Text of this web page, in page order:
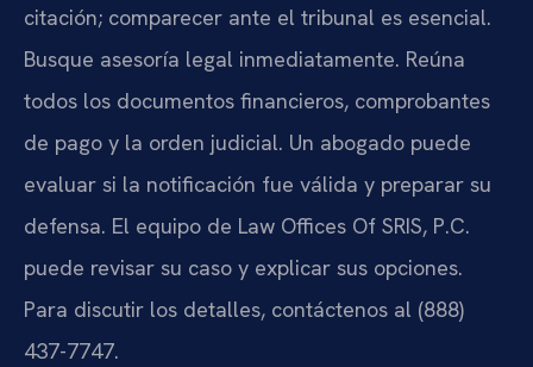
citación; comparecer ante el tribunal es esencial.
Busque asesoría legal inmediatamente. Reúna
todos los documentos financieros, comprobantes
de pago y la orden judicial. Un abogado puede
evaluar si la notificación fue válida y preparar su
defensa. El equipo de Law Offices Of SRIS, P.C.
puede revisar su caso y explicar sus opciones.
Para discutir los detalles, contáctenos al (888)
437-7747.